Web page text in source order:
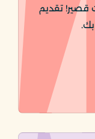
قصير! تقديم